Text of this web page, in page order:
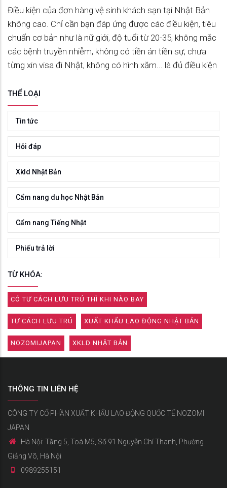
Điều kiện của đơn hàng vệ sinh khách sạn tại Nhật Bản
không cao. Chỉ cần bạn đáp ứng được các điều kiện, tiêu
chuẩn cơ bản như là nữ giới, độ tuổi từ 20-35, không mắc
các bệnh truyền nhiễm, không có tiền án tiền sự, chưa
từng xin visa đi Nhật, không có hình xăm... là đủ điều kiện
THỂ LOẠI
Tin tức
Hỏi đáp
Xkld Nhật Bản
Cẩm nang du học Nhật Bản
Cẩm nang Tiếng Nhật
Phiếu trả lời
TỪ KHÓA:
CÓ TƯ CÁCH LƯU TRÚ THÌ KHI NÀO BAY
TƯ CÁCH LƯU TRÚ XUẤT KHẨU LAO ĐỘNG NHẬT BẢN
NOZOMIJAPAN XKLD NHẬT BẢN
THÔNG TIN LIÊN HỆ
CÔNG TY CỔ PHẦN XUẤT KHẨU LAO ĐỘNG QUỐC TẾ NOZOMI
JAPAN
Hà Nội: Tầng 5, Toà M5, Số 91 Nguyễn Chí Thanh, Phường
Giảng Võ, Hà Nội
0989255151